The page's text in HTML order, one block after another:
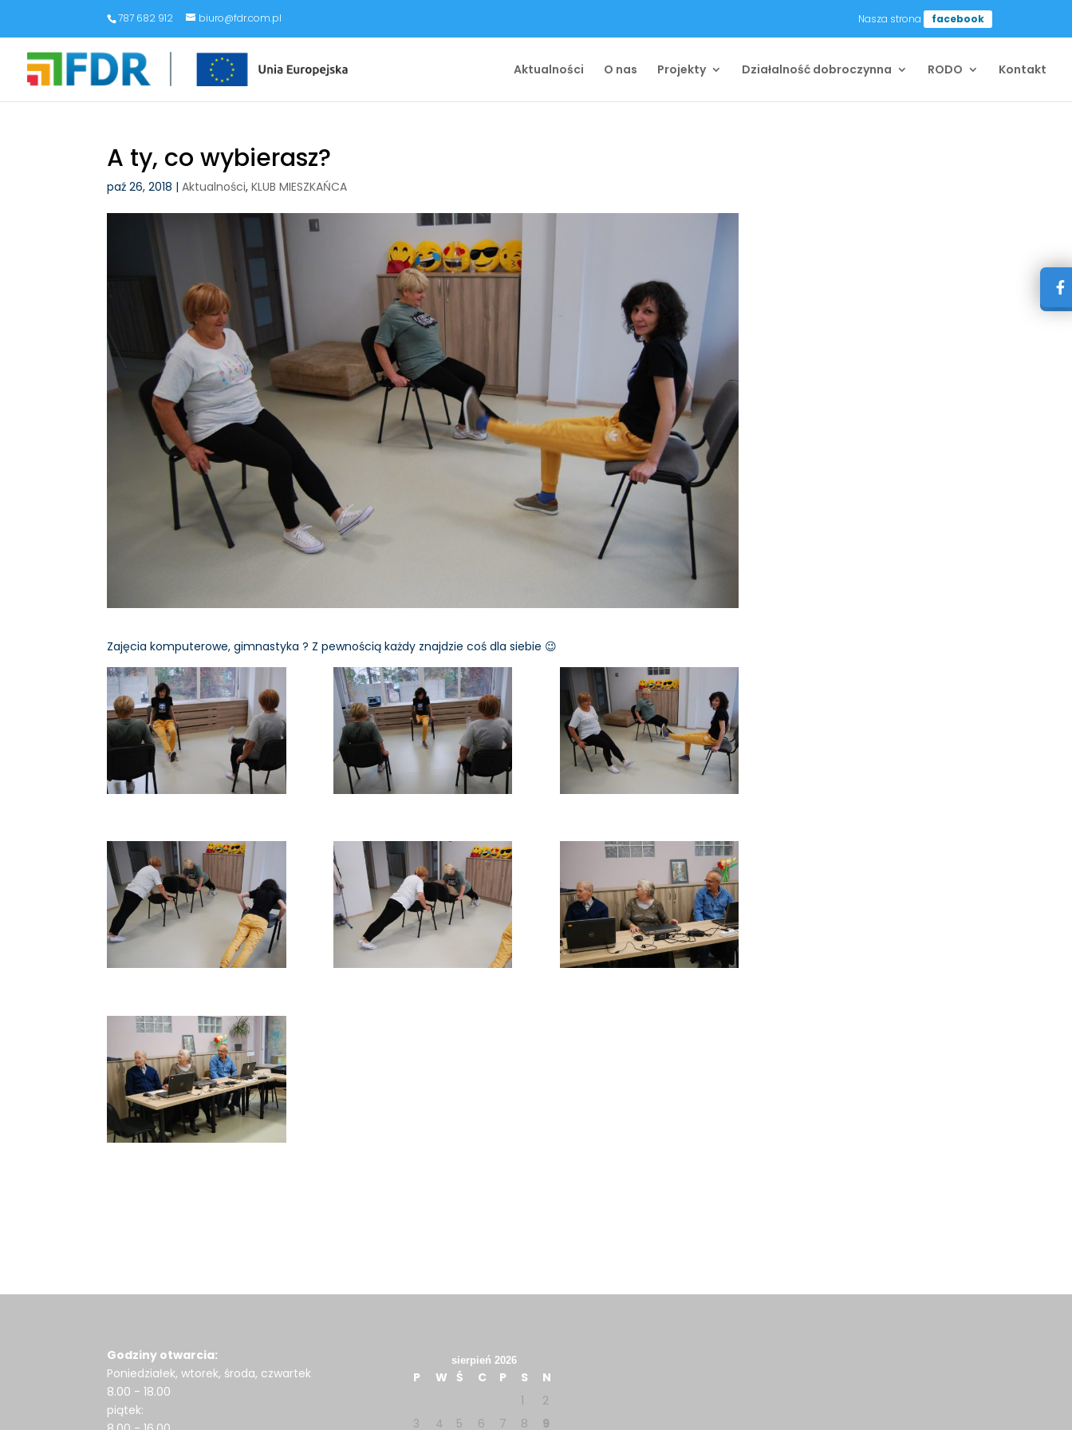
787 682 912 biuro@fdr.com.pl Nasza strona facebook
Aktualności O nas Projekty Działalność dobroczynna RODO Kontakt
A ty, co wybierasz?
paź 26, 2018 |Aktualności,KLUB MIESZKAŃCA
Zajęcia komputerowe, gimnastyka ? Z pewnością każdy znajdzie coś dla siebie 😉
Godziny otwarcia:
Poniedziałek, wtorek, środa, czwartek
8.00 - 18.00
piątek:
sierpień 2026
P W Ś C P S
N
1
2
3
4 5 6 7 8 9